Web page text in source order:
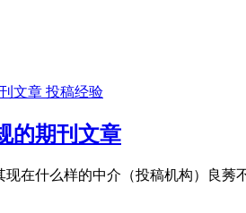
投稿经验
的期刊文章
在什么样的中介（投稿机构）良